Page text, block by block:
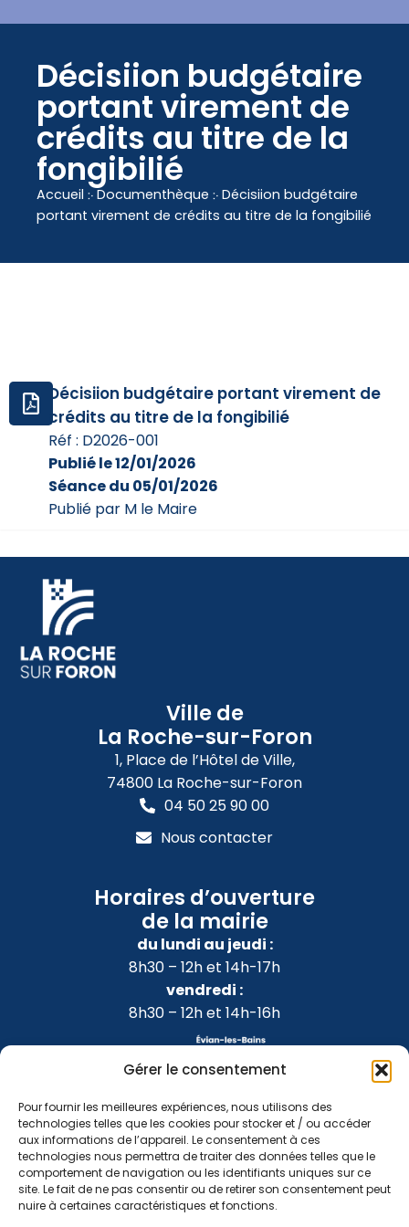
Gérer le consentement
Pour fournir les meilleures expériences, nous utilisons des
technologies telles que les cookies pour stocker et / ou accéder
aux informations de l’appareil. Le consentement à ces
technologies nous permettra de traiter des données telles que le
comportement de navigation ou les identifiants uniques sur ce
site. Le fait de ne pas consentir ou de retirer son consentement peut
nuire à certaines caractéristiques et fonctions.
principal
Décisiion budgétaire
portant virement de
crédits au titre de la
fongibilié
Accueil ჻ Documenthèque ჻ Décisiion budgétaire
portant virement de crédits au titre de la fongibilié
Décisiion budgétaire portant virement de
crédits au titre de la fongibilié
Réf : D2026-001
Publié le 12/01/2026
Séance du 05/01/2026
Publié par M le Maire
Ville de
La Roche-sur-Foron
1, Place de l’Hôtel de Ville,
74800 La Roche-sur-Foron
04 50 25 90 00
Nous contacter
Horaires d’ouverture
de la mairie
du lundi au jeudi :
8h30 – 12h et 14h-17h
vendredi :
8h30 – 12h et 14h-16h